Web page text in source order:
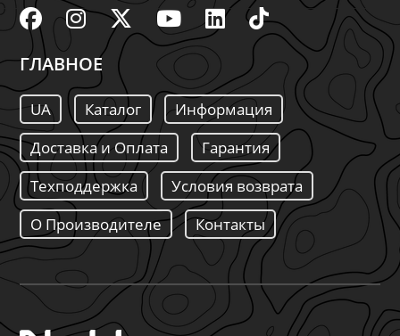
ГЛАВНОЕ
UA Каталог
Информация
Доставка и Оплата
Гарантия
Техподдержка
Условия возврата
О Производителе
Контакты